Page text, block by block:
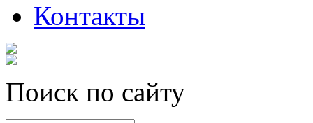
Контакты
Поиск по сайту